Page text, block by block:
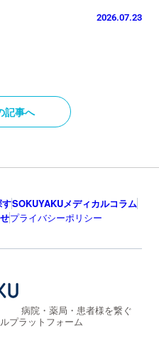
2026.07.23
記事へ
SOKUYAKUメディカルコラム
プライバシーポリシー
病院・薬局・患者様を繋ぐ
プラットフォーム